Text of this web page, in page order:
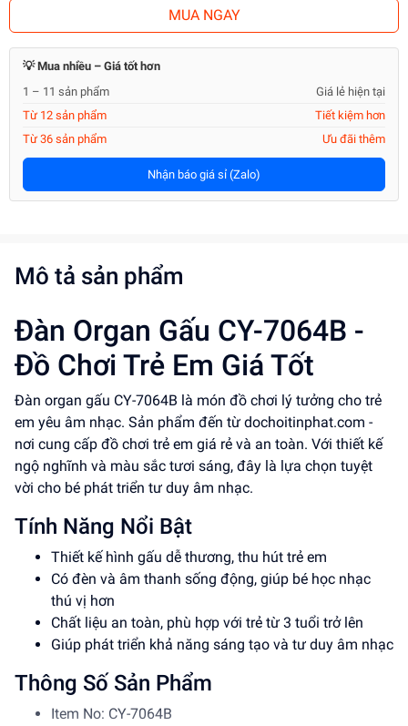
MUA NGAY
💡 Mua nhiều – Giá tốt hơn
1 – 11 sản phẩm
Giá lẻ hiện tại
Từ 12 sản phẩm
Tiết kiệm hơn
Từ 36 sản phẩm
Ưu đãi thêm
Nhận báo giá sỉ (Zalo)
Mô tả sản phẩm
Đàn Organ Gấu CY-7064B -
Đồ Chơi Trẻ Em Giá Tốt
Đàn organ gấu CY-7064B là món đồ chơi lý tưởng cho trẻ
em yêu âm nhạc. Sản phẩm đến từ dochoitinphat.com -
nơi cung cấp đồ chơi trẻ em giá rẻ và an toàn. Với thiết kế
ngộ nghĩnh và màu sắc tươi sáng, đây là lựa chọn tuyệt
vời cho bé phát triển tư duy âm nhạc.
Tính Năng Nổi Bật
Thiết kế hình gấu dễ thương, thu hút trẻ em
Có đèn và âm thanh sống động, giúp bé học nhạc
thú vị hơn
Chất liệu an toàn, phù hợp với trẻ từ 3 tuổi trở lên
Giúp phát triển khả năng sáng tạo và tư duy âm nhạc
Thông Số Sản Phẩm
Item No: CY-7064B